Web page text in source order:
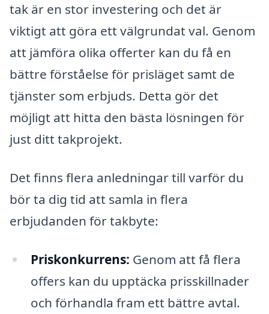
tak är en stor investering och det är
viktigt att göra ett välgrundat val. Genom
att jämföra olika offerter kan du få en
bättre förståelse för prisläget samt de
tjänster som erbjuds. Detta gör det
möjligt att hitta den bästa lösningen för
just ditt takprojekt.
Det finns flera anledningar till varför du
bör ta dig tid att samla in flera
erbjudanden för takbyte:
Priskonkurrens: Genom att få flera
offers kan du upptäcka prisskillnader
och förhandla fram ett bättre avtal.